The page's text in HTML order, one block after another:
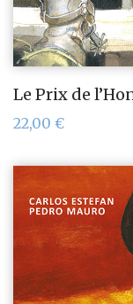
Le Prix de
22,00 €